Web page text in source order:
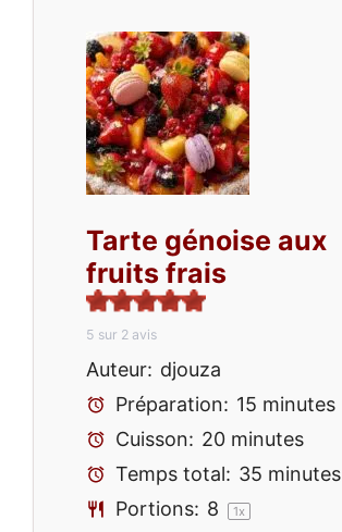
Tarte génoise aux
fruits frais
5 sur 2 avis
Auteur: djouza
Préparation: 15 minutes
Cuisson: 20 minutes
Temps total: 35 minutes
Portions: 8 1x